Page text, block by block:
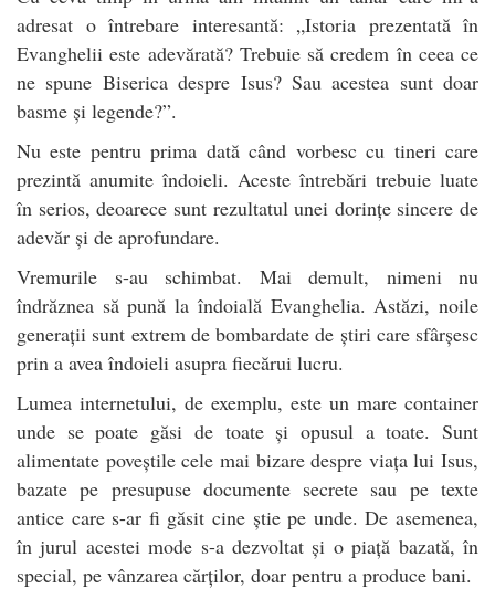
adresat o întrebare interesantă: „Istoria prezentată în
Evanghelii este adevărată? Trebuie să credem în ceea ce
ne spune Biserica despre Isus? Sau acestea sunt doar
basme și legende?”.
Nu este pentru prima dată când vorbesc cu tineri care
prezintă anumite îndoieli. Aceste întrebări trebuie luate
în serios, deoarece sunt rezultatul unei dorințe sincere de
adevăr și de aprofundare.
Vremurile s-au schimbat. Mai demult, nimeni nu
îndrăznea să pună la îndoială Evanghelia. Astăzi, noile
generații sunt extrem de bombardate de știri care sfârșesc
prin a avea îndoieli asupra fiecărui lucru.
Lumea internetului, de exemplu, este un mare container
unde se poate găsi de toate și opusul a toate. Sunt
alimentate poveștile cele mai bizare despre viața lui Isus,
bazate pe presupuse documente secrete sau pe texte
antice care s-ar fi găsit cine știe pe unde. De asemenea,
în jurul acestei mode s-a dezvoltat și o piață bazată, în
special, pe vânzarea cărților, doar pentru a produce bani.